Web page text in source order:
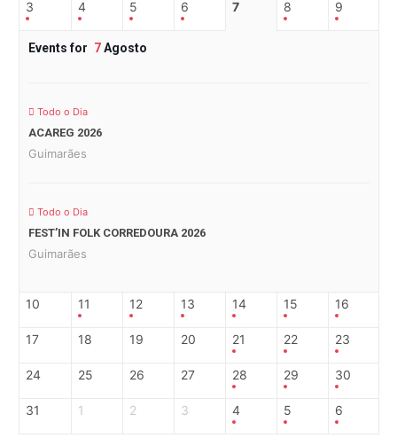
3 4 5 6 7 8 9
Events for 7Agosto
Todo o Dia
ACAREG 2026
Guimarães
Todo o Dia
FEST’IN FOLK CORREDOURA 2026
Guimarães
10 11 12 13 14 15 16
17 18 19 20 21 22 23
24 25 26 27 28 29 30
31 1 2 3 4 5 6